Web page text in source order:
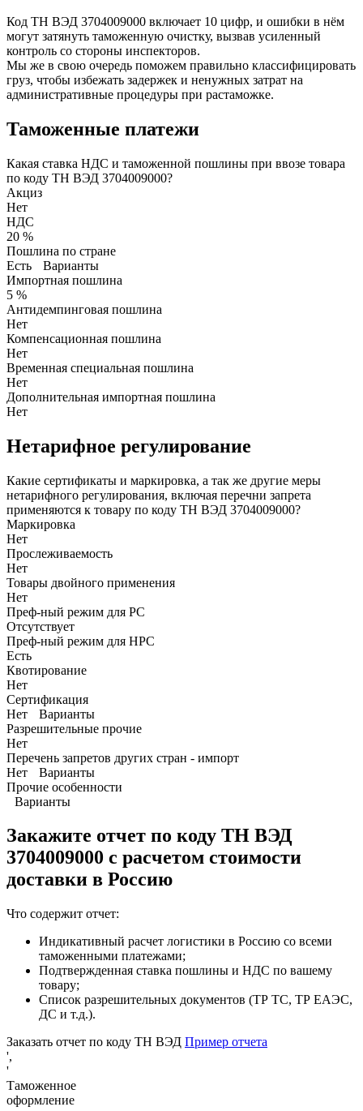
Код ТН ВЭД 3704009000 включает 10 цифр, и ошибки в нём
могут затянуть таможенную очистку, вызвав усиленный
контроль со стороны инспекторов.
Мы же в свою очередь поможем правильно классифицировать
груз, чтобы избежать задержек и ненужных затрат на
административные процедуры при растаможке.
Таможенные платежи
Какая ставка НДС и таможенной пошлины при ввозе товара
по коду ТН ВЭД 3704009000?
Акциз
Нет
НДС
20 %
Пошлина по стране
Есть
Варианты
Импортная пошлина
5 %
Антидемпинговая пошлина
Нет
Компенсационная пошлина
Нет
Временная специальная пошлина
Нет
Дополнительная импортная пошлина
Нет
Нетарифное регулирование
Какие сертификаты и маркировка, а так же другие меры
нетарифного регулирования, включая перечни запрета
применяются к товару по коду ТН ВЭД 3704009000?
Маркировка
Нет
Прослеживаемость
Нет
Товары двойного применения
Нет
Преф-ный режим для РС
Отсутствует
Преф-ный режим для НРС
Есть
Квотирование
Нет
Сертификация
Нет
Варианты
Разрешительные прочие
Нет
Перечень запретов других стран - импорт
Нет
Варианты
Прочие особенности
Варианты
Закажите отчет по коду ТН ВЭД
3704009000 с расчетом стоимости
доставки в Россию
Что содержит отчет:
Индикативный расчет логистики в Россию со всеми
таможенными платежами;
Подтвержденная ставка пошлины и НДС по вашему
товару;
Список разрешительных документов (ТР ТС, ТР ЕАЭС,
ДС и т.д.).
Заказать отчет по коду ТН ВЭД Пример отчета
',
'
Таможенное
оформление